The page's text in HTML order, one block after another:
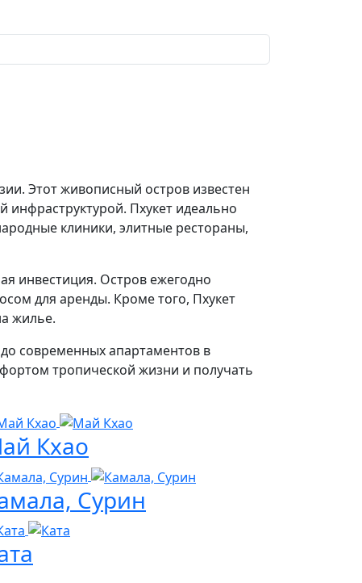
Этот живописный остров известен
Пхукет идеально
клиники, элитные рестораны,
инвестиция. Остров ежегодно
для аренды. Кроме того, Пхукет
жилье.
современных апартаментов в
тропической жизни и получать
Кхао
Сурин